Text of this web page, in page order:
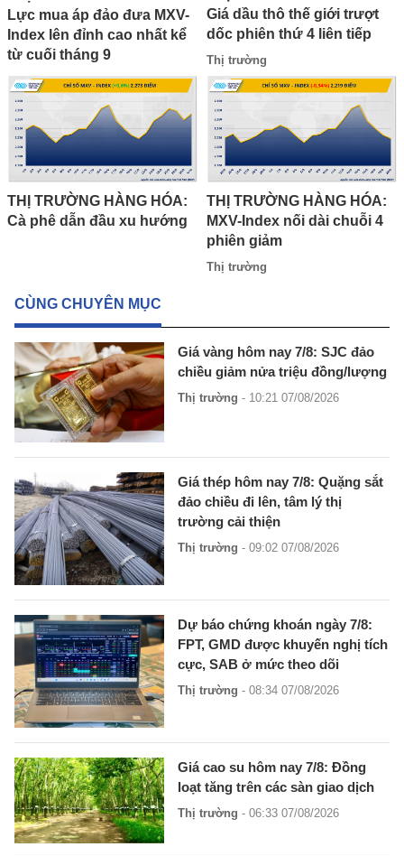
Lực mua áp đảo đưa MXV-
Index lên đỉnh cao nhất kể
từ cuối tháng 9
Giá dầu thô thế giới trượt
dốc phiên thứ 4 liên tiếp
Thị trường
THỊ TRƯỜNG HÀNG HÓA:
Cà phê dẫn đầu xu hướng
THỊ TRƯỜNG HÀNG HÓA:
MXV-Index nối dài chuỗi 4
phiên giảm
Thị trường
CÙNG CHUYÊN MỤC
Giá vàng hôm nay 7/8: SJC đảo
chiều giảm nửa triệu đồng/lượng
Thị trường - 10:21 07/08/2026
Giá thép hôm nay 7/8: Quặng sắt
đảo chiều đi lên, tâm lý thị
trường cải thiện
Thị trường - 09:02 07/08/2026
Dự báo chứng khoán ngày 7/8:
FPT, GMD được khuyến nghị tích
cực, SAB ở mức theo dõi
Thị trường - 08:34 07/08/2026
Giá cao su hôm nay 7/8: Đồng
loạt tăng trên các sàn giao dịch
Thị trường - 06:33 07/08/2026